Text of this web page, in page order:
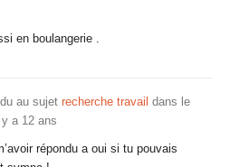
en boulangerie .
au sujet recherche travail dans le
y a 12 ans
répondu a oui si tu pouvais